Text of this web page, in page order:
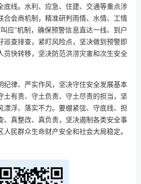
底线。水利、应急、住建、交通等重点涉
合会商机制，精准研判雨情、水情、工情
应”机制，确保预警信息直达一线、到户
巡查排查，紧盯风险点，坚决做到预警即
员快转移，坚决防范洪涝灾害和次生安全
纪律、严实作风，坚决守住安全发展基本
土有责、守土负责、守土尽责的担当，坚
漂浮、落实不力。要绷紧弦、守底线、担
、真整改、真负责，坚决遏制各类安全事
民群众生命财产安全和社会大局稳定。